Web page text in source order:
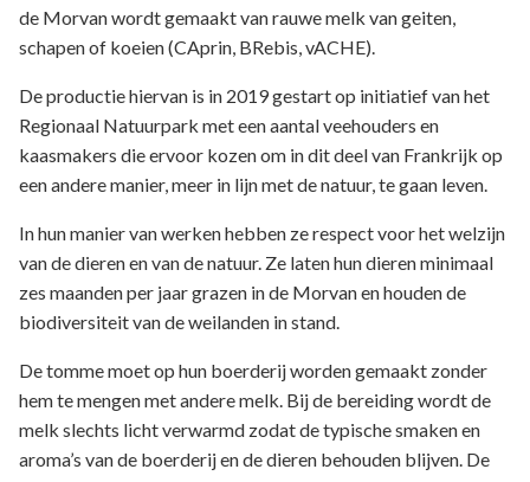
de Morvan wordt gemaakt van rauwe melk van geiten,
schapen of koeien (CAprin, BRebis, vACHE).
De productie hiervan is in 2019 gestart op initiatief van het
Regionaal Natuurpark met een aantal veehouders en
kaasmakers die ervoor kozen om in dit deel van Frankrijk op
een andere manier, meer in lijn met de natuur, te gaan leven.
In hun manier van werken hebben ze respect voor het welzijn
van de dieren en van de natuur. Ze laten hun dieren minimaal
zes maanden per jaar grazen in de Morvan en houden de
biodiversiteit van de weilanden in stand.
De tomme moet op hun boerderij worden gemaakt zonder
hem te mengen met andere melk. Bij de bereiding wordt de
melk slechts licht verwarmd zodat de typische smaken en
aroma’s van de boerderij en de dieren behouden blijven. De